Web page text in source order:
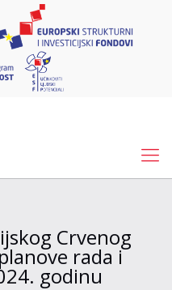
Crvenog
rada i
godinu